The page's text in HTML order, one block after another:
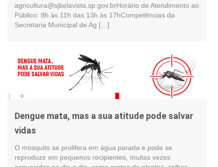
agricultura@sjbelavista.sp.gov.brHorário de Atendimento ao
Público: 8h às 11h das 13h às 17hCompetências da
Secretaria Municipal de Ag […]
Dengue mata, mas a sua atitude pode salvar
vidas
O mosquito se prolifera em água parada e pode se
reproduzir em pequenos recipientes, muitas vezes